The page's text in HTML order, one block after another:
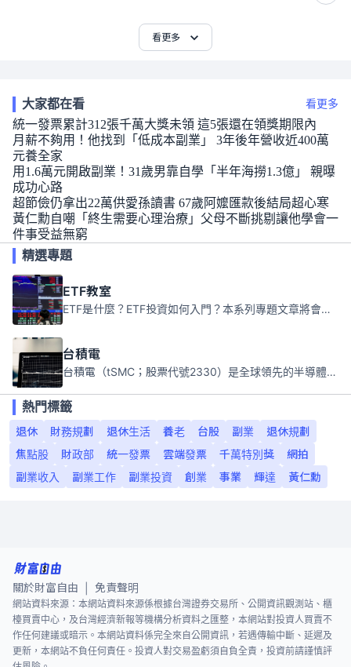
看更多
大家都在看 看更多
統一發票累計312張千萬大獎未領 這5張還在領獎期限內
月薪不夠用！他找到「低成本副業」 3年後年營收近400萬
元養全家
用1.6萬元開啟副業！31歲男靠自學「半年海撈1.3億」 親曝
成功心路
超節儉仍拿出22萬供愛孫讀書 67歲阿嬤匯款後結局超心寒
黃仁勳自嘲「終生需要心理治療」父母不斷挑剔讓他學會一
件事受益無窮
精選專題
ETF教室
ETF是什麼？ETF投資如何入門？本系列專題文章將會告訴你新手必須知道的ETF基礎知識。
台積電
台積電（tSMC；股票代號2330）是全球領先的半導體代工公司，成立於1987年，總部位於台灣新竹。且已於美國、日本、德國及中國設廠，台積電是全球首家專業積體電路製造服務公司，也是全球最先進和最大規模的半導體代工廠。
熱門標籤
退休
財務規劃 退休生活 養老 台股 副業
退休規劃
焦點股
財政部 統一發票 雲端發票 千萬特別獎
網拍
副業收入
副業工作 副業投資 創業 事業 輝達 黃仁勳
關於財富自由 免責聲明
網站資料來源：本網站資料來源係根據台灣證券交易所、公開資訊觀測站、櫃
檯買賣中心，及台灣經濟新報等機構分析資料之匯整，本網站對投資人買賣不
作任何建議或暗示。本網站資料係完全來自公開資訊，若遇傳輸中斷、延遲及
更新，本網站不負任何責任。投資人對交易盈虧須自負全責，投資前請謹慎評